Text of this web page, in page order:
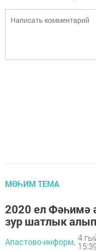
МӨҺИМ ТЕМА
2020 ел Фәһимә
зур шатлык
Апастово-информ, 4